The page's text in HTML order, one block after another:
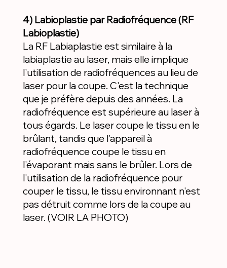
4) Labioplastie par Radiofréquence (RF
Labioplastie)
La RF Labiaplastie est similaire à la
labiaplastie au laser, mais elle implique
l'utilisation de radiofréquences au lieu de
laser pour la coupe. C'est la technique
que je préfère depuis des années. La
radiofréquence est supérieure au laser à
tous égards. Le laser coupe le tissu en le
brûlant, tandis que l'appareil à
radiofréquence coupe le tissu en
l'évaporant mais sans le brûler. Lors de
l'utilisation de la radiofréquence pour
couper le tissu, le tissu environnant n'est
pas détruit comme lors de la coupe au
laser. (VOIR LA PHOTO)